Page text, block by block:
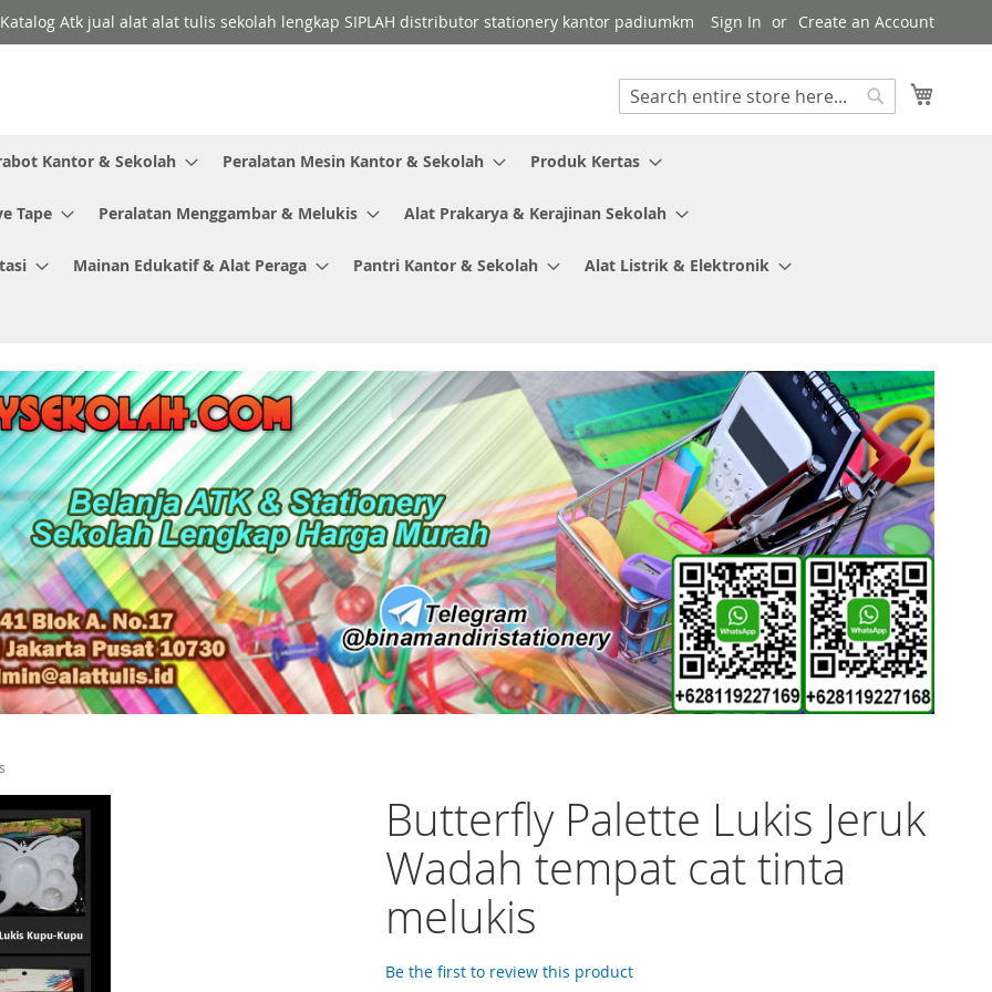
Katalog Atk jual alat alat tulis sekolah lengkap SIPLAH distributor stationery kantor padiumkm Sign In Create an Account
Search
Kantor & Sekolah Peralatan Mesin Kantor & Sekolah Produk Kertas
Tape Peralatan Menggambar & Melukis Alat Prakarya & Kerajinan Sekolah
Mainan Edukatif & Alat Peraga Pantri Kantor & Sekolah Alat Listrik & Elektronik
Butterfly Palette Lukis Jeruk
Wadah tempat cat tinta
melukis
Be the first to review this product